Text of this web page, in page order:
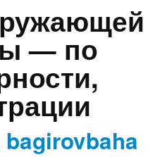
— по
bagirovbaha